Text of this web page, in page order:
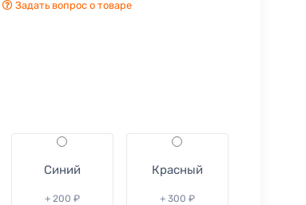
Задать вопрос о товаре
Синий
+ 200 ₽
Красный
+ 300 ₽